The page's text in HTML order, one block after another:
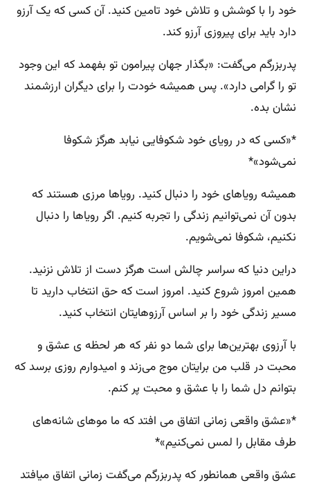
خود را با کوشش و تلاش خود تامین کنید. آن کسی که یک آرزو
دارد باید برای پیروزی آرزو کند.
پدربزرگم می‌گفت: «بگذار جهان پیرامون تو بفهمد که این وجود
تو را گرامی دارد». پس همیشه خودت را برای دیگران ارزشمند
نشان بده.
*«کسی که در رویای خود شکوفایی نیابد هرگز شکوفا
نمی‌شود»*
همیشه رویاهای خود را دنبال کنید. رویاها مرزی هستند که
بدون آن نمی‌توانیم زندگی را تجربه کنیم. اگر رویاها را دنبال
نکنیم، شکوفا نمی‌شویم.
دراین دنیا که سراسر چالش است هرگز دست از تلاش نزنید.
همین امروز شروع کنید. امروز است که حق انتخاب دارید تا
مسیر زندگی خود را بر اساس آرزوهایتان انتخاب کنید.
با آرزوی بهترین‌ها برای شما دو نفر که هر لحظه ی عشق و
محبت در قلب من برایتان موج می‌زند و امیدوارم روزی برسد که
بتوانم دل شما را با عشق و محبت پر کنم.
*«عشق واقعی زمانی اتفاق می افتد که ما موهای شانه‌های
طرف مقابل را لمس نمی‌کنیم»*
عشق واقعی همانطور که پدربزرگم می‌گفت زمانی اتفاق میافتد